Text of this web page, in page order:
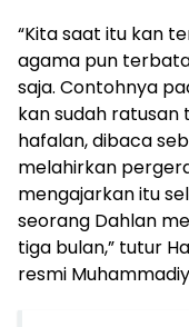
“Kita saat itu kan
agama pun
saja. Contohnya
kan sudah ratusan
hafalan, dibaca
melahirkan
mengajarkan itu
seorang Dahlan
tiga bulan,” tutur
resmi